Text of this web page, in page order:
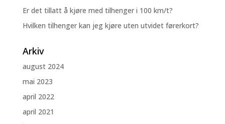
Er det tillatt å kjøre med tilhenger i 100 km/t?
Hvilken tilhenger kan jeg kjøre uten utvidet førerkort?
Arkiv
august 2024
mai 2023
april 2022
april 2021